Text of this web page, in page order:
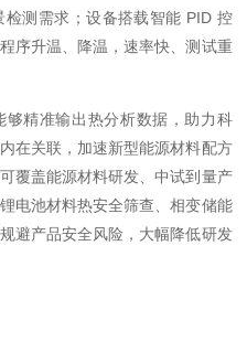
测需求；设备搭载智能 PID 控
序升温、降温，速率快、测试重
够精准输出热分析数据，助力科
在关联，加速新型能源材料配方
覆盖能源材料研发、中试到量产
电池材料热安全筛查、相变储能
避产品安全风险，大幅降低研发